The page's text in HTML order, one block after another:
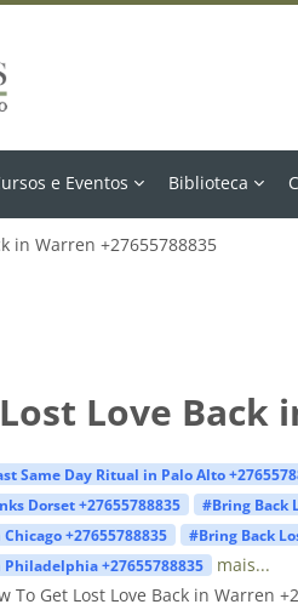
e Eventos Biblioteca
in Warren +27655788835
Love Back
Same Day Ritual in Palo Alto
Dorset +27655788835
#Bring Back
+27655788835
#Bring Back
+27655788835
mais...
Get Lost Love Back in Warren